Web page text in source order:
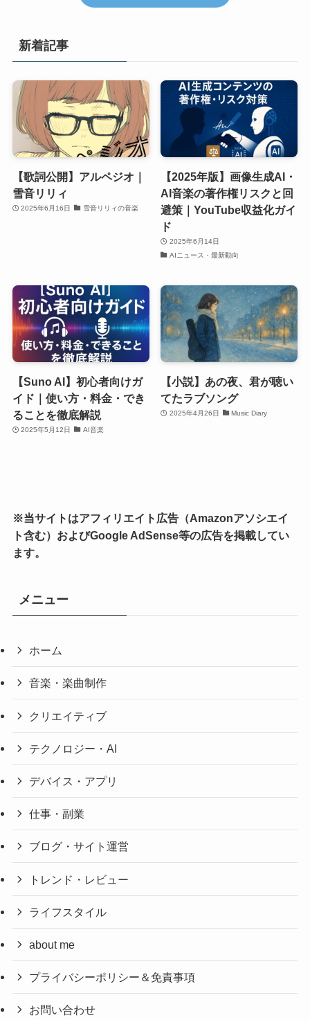
新着記事
【歌詞公開】アルペジオ｜
雪音リリィ
2025年6月16日 雪音リリィの音楽
【2025年版】画像生成AI・
AI音楽の著作権リスクと回
避策｜YouTube収益化ガイ
ド
2025年6月14日
AIニュース・最新動向
【Suno AI】初心者向けガ
イド｜使い方・料金・でき
ることを徹底解説
2025年5月12日 AI音楽
【小説】あの夜、君が聴い
てたラブソング
2025年4月26日 Music Diary
※当サイトはアフィリエイト広告（Amazonアソシエイ
ト含む）およびGoogle AdSense等の広告を掲載してい
ます。
メニュー
ホーム
音楽・楽曲制作
クリエイティブ
テクノロジー・AI
デバイス・アプリ
仕事・副業
ブログ・サイト運営
トレンド・レビュー
ライフスタイル
about me
プライバシーポリシー＆免責事項
お問い合わせ